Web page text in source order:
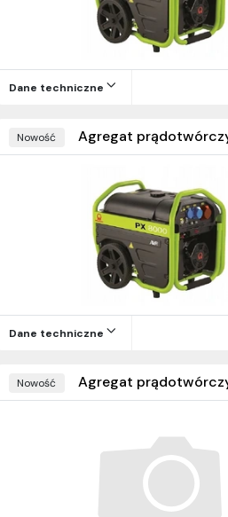
Dane techniczne
Nowość Agregat
Dane techniczne
Nowość Agregat